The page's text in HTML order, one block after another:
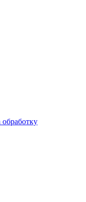
обработку